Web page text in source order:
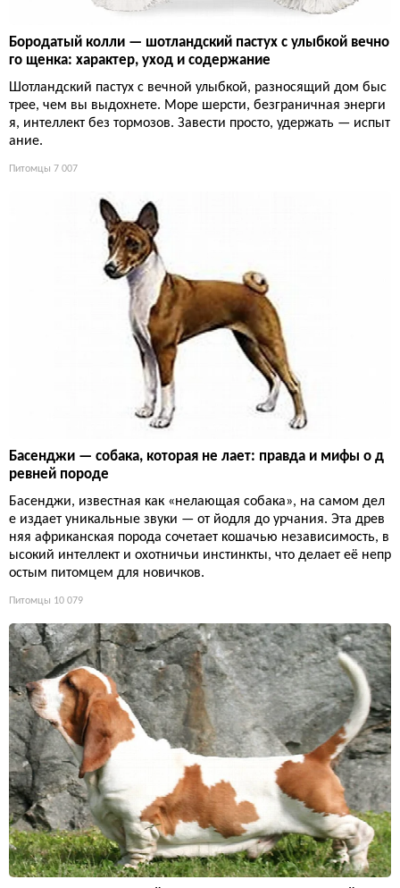
Бородатый колли — шотландский пастух с улыбкой вечно
го щенка: характер, уход и содержание
Шотландский пастух с вечной улыбкой, разносящий дом быс
трее, чем вы выдохнете. Море шерсти, безграничная энерги
я, интеллект без тормозов. Завести просто, удержать — испыт
ание.
Питомцы 7 007
Басенджи — собака, которая не лает: правда и мифы о д
ревней породе
Басенджи, известная как «нелающая собака», на самом дел
е издает уникальные звуки — от йодля до урчания. Эта древ
няя африканская порода сочетает кошачью независимость, в
ысокий интеллект и охотничьи инстинкты, что делает её непр
остым питомцем для новичков.
Питомцы 10 079